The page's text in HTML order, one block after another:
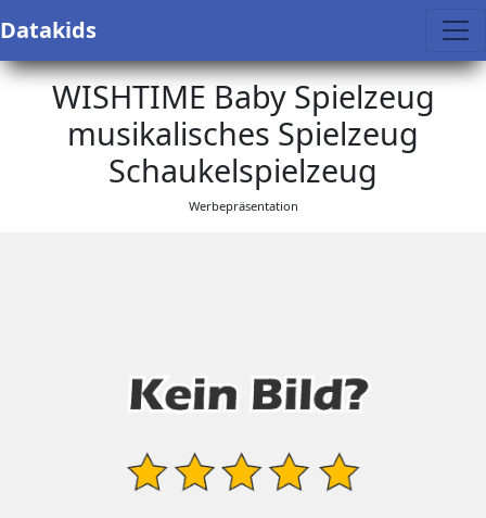
Datakids
WISHTIME Baby Spielzeug
musikalisches Spielzeug
Schaukelspielzeug
Werbepräsentation